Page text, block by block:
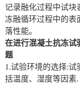
记录融化过程中试块
冻融循环过程中的表
落性能。
在进行混凝土抗冻试
题
1.试验环境的选择:
括温度、湿度等因素.